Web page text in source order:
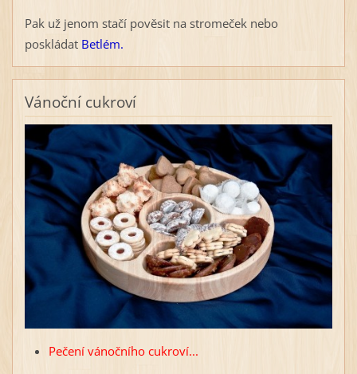
Pak už jenom stačí pověsit na stromeček nebo
poskládat Betlém.
Vánoční cukroví
Pečení vánočního cukroví...